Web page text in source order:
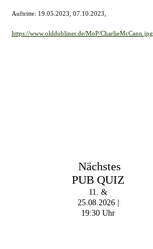
Auftritte: 19.05.2023, 07.10.2023,
https://www.olddubliner.de/MoP/CharlieMcCann.jpg
Nächstes
PUB QUIZ
11. &
25.08.2026 |
19:30 Uhr